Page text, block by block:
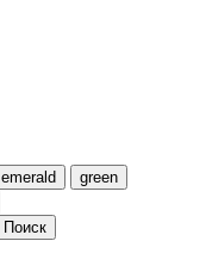
emerald
green
Поиск